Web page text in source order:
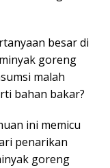
besar di
goreng
malah
bahan bakar?
ini memicu
penarikan
goreng